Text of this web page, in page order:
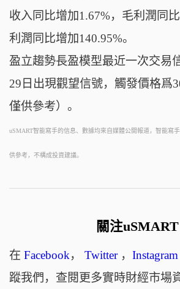
收入同比增加1.67%，毛利潤同
利潤同比增加140.95%。
盈立趨勢長盈模型最近一次交易
29日出現觀望信號，觸發價格爲
僅供參考）。
uSMART智能寫手的信息、數據均來自媒體公開報道，智能寫
供參考，不構成投資建議。
關注uSMART
在 Facebook， Twitter， Instagram
蹤我們，查閱更多實時財經市場